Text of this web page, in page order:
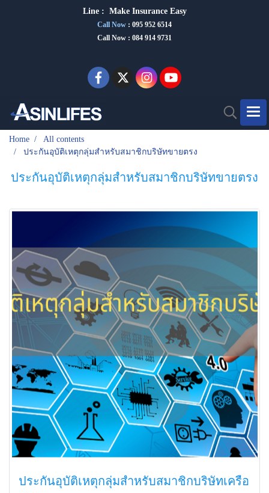
Line : Make Insurance Easy
Call Now : 095 952 6514
Call Now : 084 914 9731
Home
All contents
ประกันอุบัติเหตุกลุ่มสำหรับสมาชิกบริษัทขายตรง
ประกันอุบัติเหตุกลุ่มสำหรับสมาชิกบริษัทขายตรง
ประกันอุบัติเหตุกลุ่มสำหรับสมาชิกบริษัทเครือ